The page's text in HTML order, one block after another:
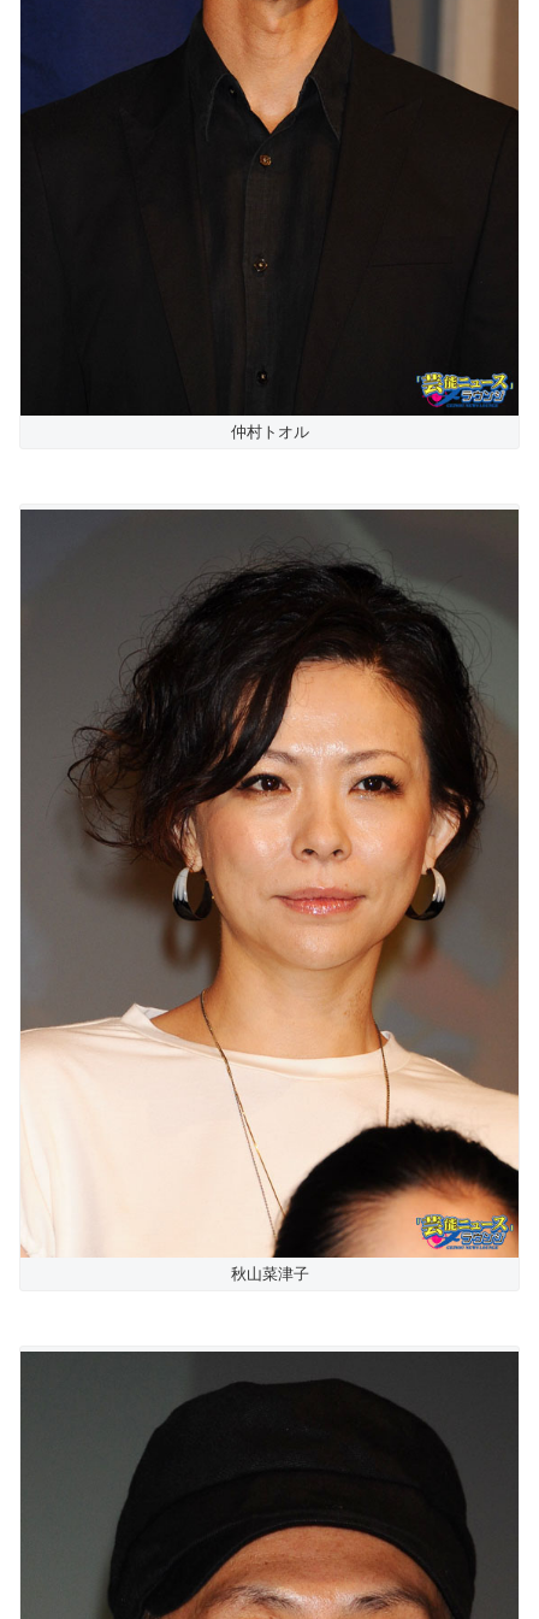
仲村トオル
秋山菜津子